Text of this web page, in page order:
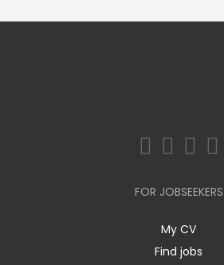
FOR JOBSEEKERS
My CV
Find jobs